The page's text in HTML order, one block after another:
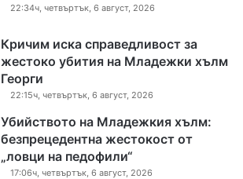
22:34ч, четвъртък, 6 август, 2026
Кричим иска справедливост за
жестоко убития на Младежки хълм
Георги
22:15ч, четвъртък, 6 август, 2026
Убийството на Младежкия хълм:
безпрецедентна жестокост от
„ловци на педофили“
17:06ч, четвъртък, 6 август, 2026